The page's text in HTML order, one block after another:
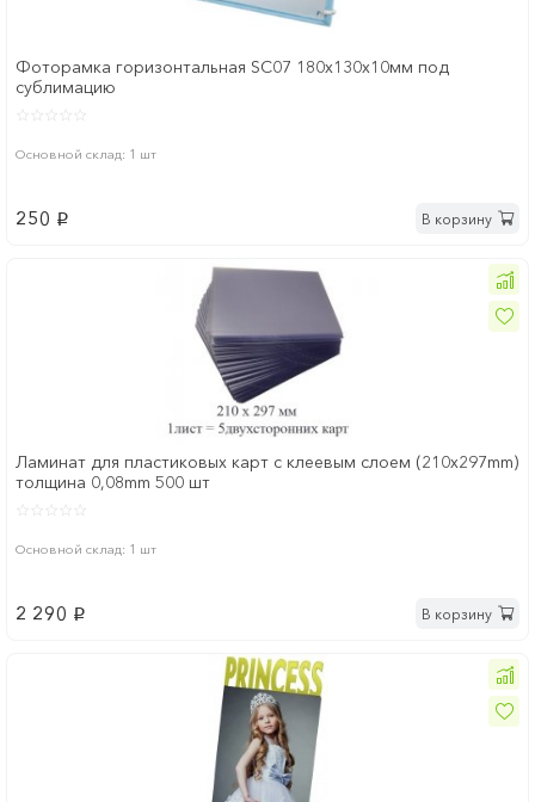
Фоторамка горизонтальная SC07 180х130х10мм под
сублимацию
Основной склад: 1 шт
250 p В корзину
Ламинат для пластиковых карт с клеевым слоем (210х297mm)
толщина 0,08mm 500 шт
Основной склад: 1 шт
2 290 p В корзину